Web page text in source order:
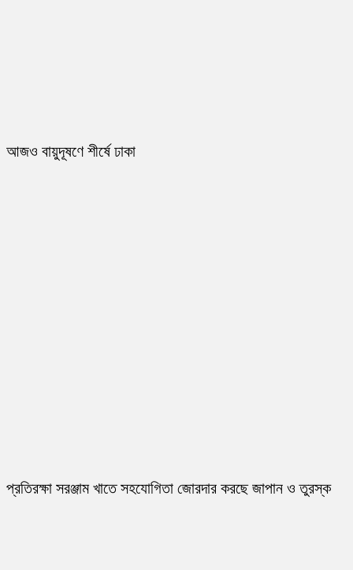
আজও বায়ুদূষণে শীর্ষে ঢাকা
প্রতিরক্ষা সরঞ্জাম খাতে সহযোগিতা জোরদার করছে জাপান ও তুরস্ক